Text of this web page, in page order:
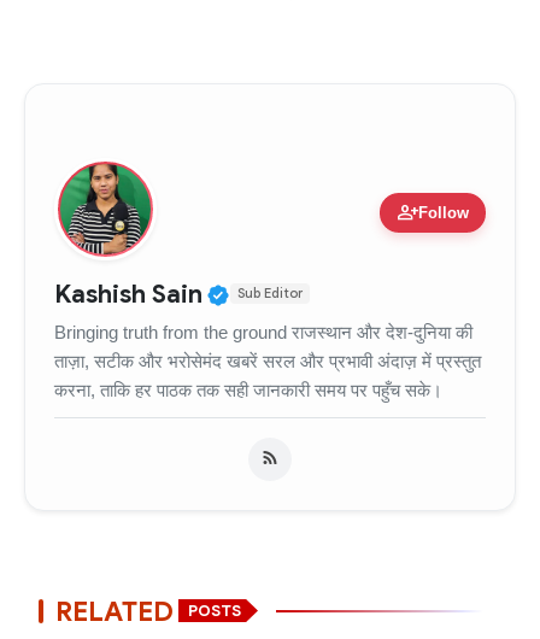
person_addFollow
Kashish Sain Verified Public Figure •
Sub Editor
Bringing truth from the ground राजस्थान और देश-दुनिया की
ताज़ा, सटीक और भरोसेमंद खबरें सरल और प्रभावी अंदाज़ में प्रस्तुत
करना, ताकि हर पाठक तक सही जानकारी समय पर पहुँच सके।
RELATED POSTS